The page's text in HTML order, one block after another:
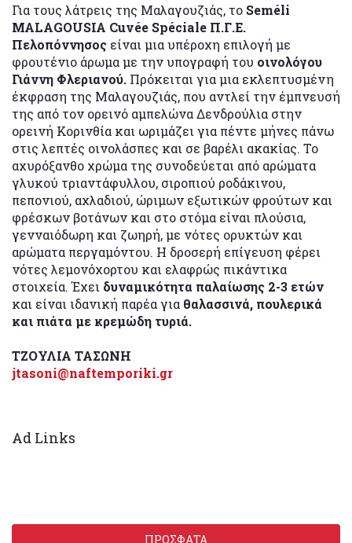
Για τους λάτρεις της Μαλαγουζιάς, το Seméli
MALAGOUSIA Cuvée Spéciale Π.Γ.Ε.
Πελοπόννησος είναι μια υπέροχη επιλογή με
φρουτένιο άρωμα με την υπογραφή του οινολόγου
Γιάννη Φλεριανού. Πρόκειται για μια εκλεπτυσμένη
έκφραση της Μαλαγουζιάς, που αντλεί την έμπνευσή
της από τον ορεινό αμπελώνα Δενδρούλια στην
ορεινή Κορινθία και ωριμάζει για πέντε μήνες πάνω
στις λεπτές οινολάσπες και σε βαρέλι ακακίας. Το
αχυρόξανθο χρώμα της συνοδεύεται από αρώματα
γλυκού τριαντάφυλλου, σιροπιού ροδάκινου,
πεπονιού, αχλαδιού, ώριμων εξωτικών φρούτων και
φρέσκων βοτάνων και στο στόμα είναι πλούσια,
γενναιόδωρη και ζωηρή, με νότες ορυκτών και
αρώματα περγαμόντου. Η δροσερή επίγευση φέρει
νότες λεμονόχορτου και ελαφρώς πικάντικα
στοιχεία. Έχει δυναμικότητα παλαίωσης 2-3 ετών
και είναι ιδανική παρέα για θαλασσινά, πουλερικά
και πιάτα με κρεμώδη τυριά.
ΤΖΟΥΛΙΑ ΤΑΣΩΝΗ
jtasoni@naftemporiki.gr
Ad Links
ΠΡΟΣΦΑΤΑ